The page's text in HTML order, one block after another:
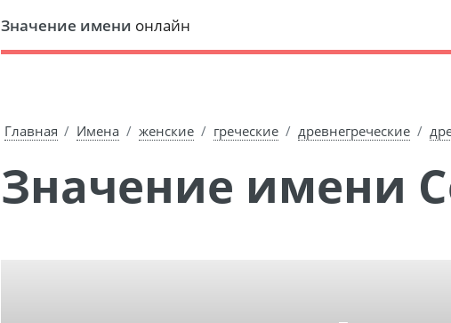
Значение имени онлайн
Главная Имена женские греческие древнегреческие
Значение имени